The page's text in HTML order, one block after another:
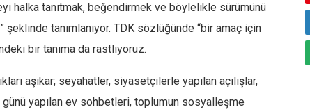
halka tanıtmak, beğendirmek ve böylelikle sürümünü
tanımlanıyor. TDK sözlüğünde “bir amaç için
bir tanıma da rastlıyoruz.
aşikar; seyahatler, siyasetçilerle yapılan açılışlar,
yapılan ev sohbetleri, toplumun sosyalleşme